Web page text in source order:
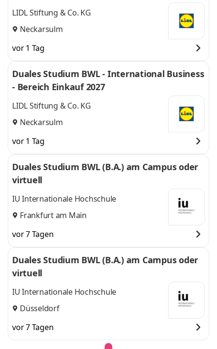
LIDL Stiftung & Co. KG
Neckarsulm
vor 1 Tag
Duales Studium BWL - International Business
- Bereich Einkauf 2027
LIDL Stiftung & Co. KG
Neckarsulm
vor 1 Tag
Duales Studium BWL (B.A.) am Campus oder
virtuell
IU Internationale Hochschule
Frankfurt am Main
vor 7 Tagen
Duales Studium BWL (B.A.) am Campus oder
virtuell
IU Internationale Hochschule
Düsseldorf
vor 7 Tagen